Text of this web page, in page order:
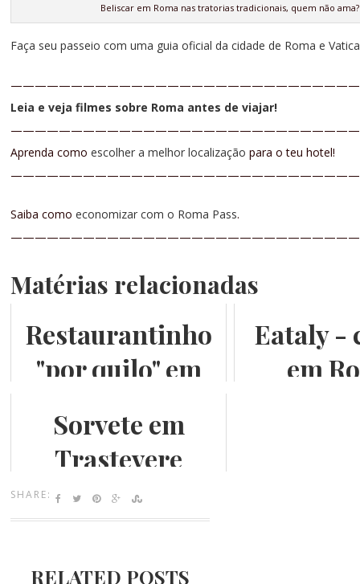
Beliscar em Roma nas tratorias tradicionais, quem não ama?
Faça seu passeio com uma guia oficial da cidade de Roma e
Leia e veja filmes sobre Roma antes de viajar!
Aprenda comoescolher a melhor localização para o teu hotel!
Saiba comoeconomizar com o Roma Pass.
Matérias relacionadas
Restaurantinho
"por quilo" em
Eataly -
em
Sorvete em
Trastevere
SHARE:
RELATED POSTS